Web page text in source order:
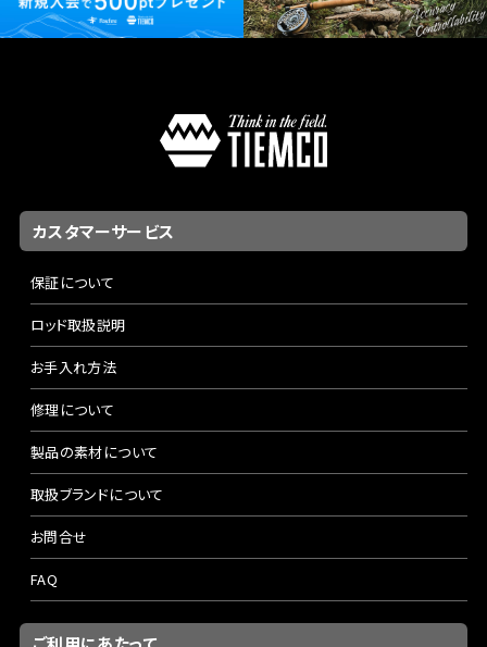
カスタマーサービス
保証について
ロッド取扱説明
お手入れ方法
修理について
製品の素材について
取扱ブランドについて
お問合せ
FAQ